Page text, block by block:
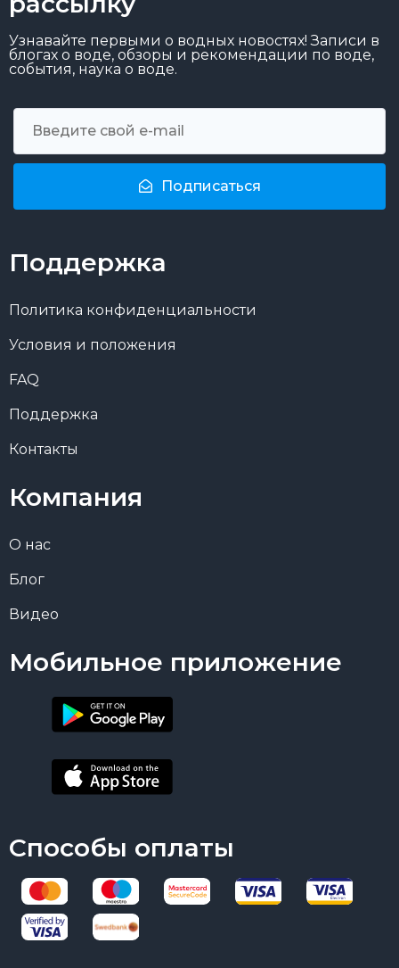
Узнавайте первыми о водных новостях! Записи в
блогах о воде, обзоры и рекомендации по воде,
события, наука о воде.
Подписаться
Поддержка
Политика конфиденциальности
Условия и положения
FAQ
Поддержка
Контакты
Компания
О нас
Блог
Видео
Мобильное приложение
Способы оплаты